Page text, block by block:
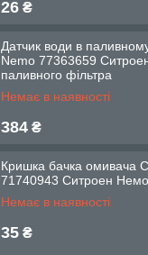
26 ₴
Датчик води в
Nemo 77363659
паливного фільтра
Немає в наявності
384 ₴
Кришка бачка омивача
71740943 Ситроен Немо
Немає в наявності
35 ₴